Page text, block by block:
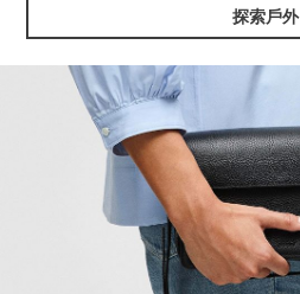
探索戶外